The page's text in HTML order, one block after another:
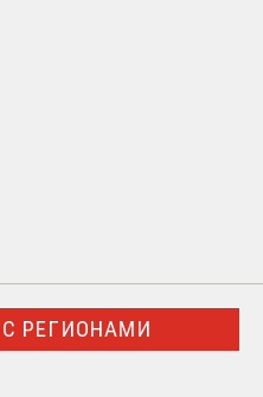
РЕГИОНАМИ